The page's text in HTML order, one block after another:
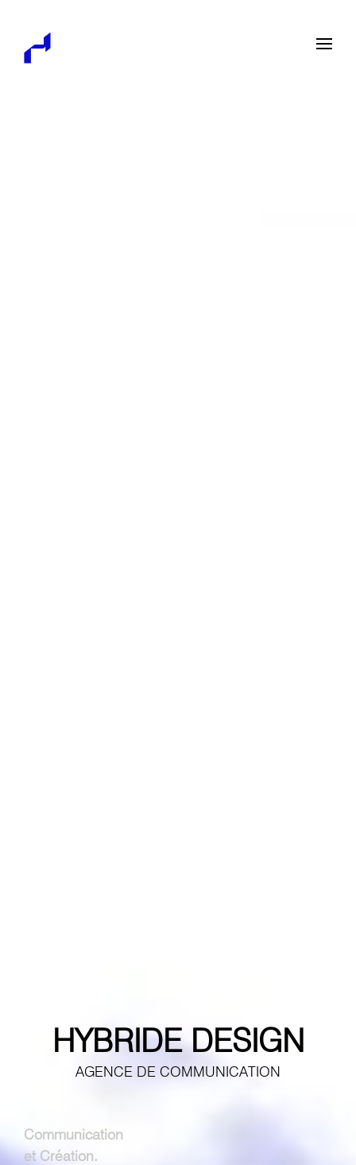
HYBRIDE DESIGN
AGENCE DE COMMUNICATION
Communication
et Création.